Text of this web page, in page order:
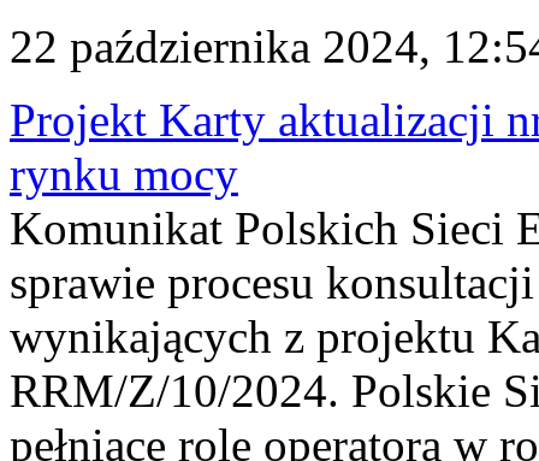
22 października 2024,
Projekt Karty aktualizacji
rynku mocy
Komunikat Polskich Sieci
sprawie procesu
wynikających z projektu
RRM/Z/10/2024. Polskie
pełniące rolę operatora w